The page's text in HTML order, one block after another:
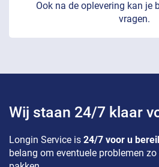
Ook na de oplevering kan je
vragen.
Wij staan 24/7 klaar
Longin Service is 24/7 voor u
belang om eventuele problemen